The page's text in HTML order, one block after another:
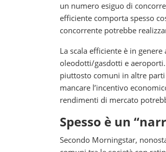
un numero esiguo di
efficiente comporta spesso
concorrente potrebbe
La scala efficiente è in
oleodotti/gasdotti e
piuttosto comuni in altre
mancare l’incentivo
rendimenti di mercato
Spesso è un
Secondo Morningstar,